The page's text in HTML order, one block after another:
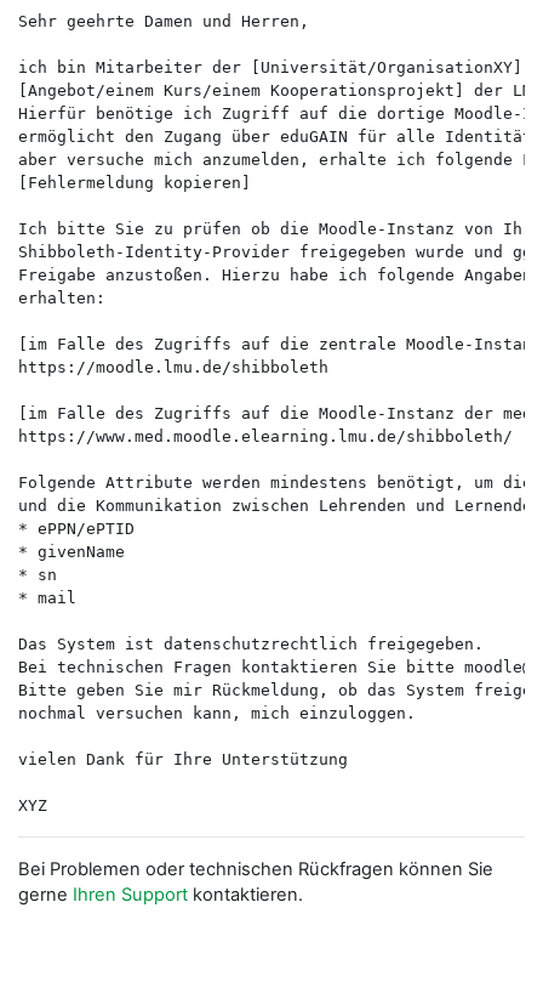
Sehr geehrte Damen und Herren,
ich bin Mitarbeiter der [Universität/OrganisationXY]
[Angebot/einem Kurs/einem Kooperationsprojekt] der
Hierfür benötige ich Zugriff auf die dortige Moodle-
ermöglicht den Zugang über eduGAIN für alle
aber versuche mich anzumelden, erhalte ich folgende
[Fehlermeldung kopieren]
Ich bitte Sie zu prüfen ob die Moodle-Instanz von
Shibboleth-Identity-Provider freigegeben wurde und
Freigabe anzustoßen. Hierzu habe ich folgende
erhalten:
[im Falle des Zugriffs auf die zentrale Moodle-
https://moodle.lmu.de/shibboleth
[im Falle des Zugriffs auf die Moodle-Instanz der
https://www.med.moodle.elearning.lmu.de/shibboleth/
Folgende Attribute werden mindestens benötigt, um
und die Kommunikation zwischen Lehrenden und
* ePPN/ePTID
* givenName
* sn
* mail
Das System ist datenschutzrechtlich freigegeben.
Bei technischen Fragen kontaktieren Sie bitte
Bitte geben Sie mir Rückmeldung, ob das System
nochmal versuchen kann, mich einzuloggen.
vielen Dank für Ihre Unterstützung
Bei Problemen oder technischen Rückfragen können Sie
gerne Ihren Support kontaktieren.